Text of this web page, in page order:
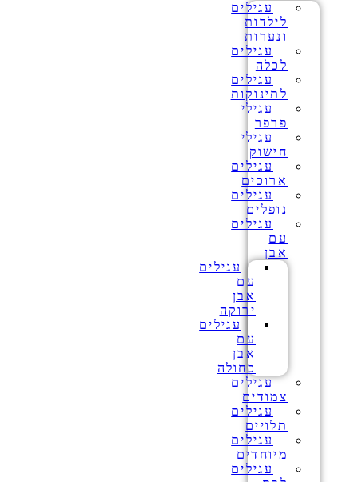
עגילים
לילדות
ונערות
עגילים
לכלה
עגילים
לתינוקות
עגילי
פרפר
עגילי
חישוק
עגילים
ארוכים
עגילים
נופלים
עגילים
עם
אבן
עגילים
עם
אבן
ירוקה
עגילים
עם
אבן
כחולה
עגילים
צמודים
עגילים
תלויים
עגילים
מיוחדים
עגילים